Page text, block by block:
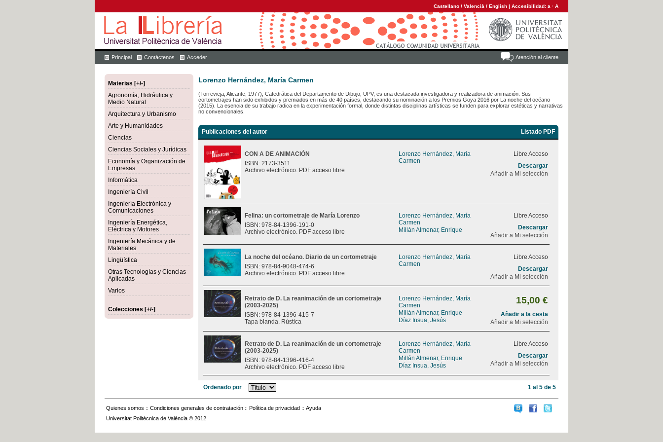
Castellano / Valencià / English | Accesibilidad: a · A
Atención al cliente
Principal Contáctenos Acceder
Materias [+/-]
Agronomía, Hidráulica y
Medio Natural
Arquitectura y Urbanismo
Arte y Humanidades
Ciencias
Ciencias Sociales y Jurídicas
Economía y Organización de
Empresas
Informática
Ingeniería Civil
Ingeniería Electrónica y
Comunicaciones
Ingeniería Energética,
Eléctrica y Motores
Ingeniería Mecánica y de
Materiales
Lingüística
Otras Tecnologías y Ciencias
Aplicadas
Varios
Colecciones [+/-]
Lorenzo Hernández, María Carmen
(Torrevieja, Alicante, 1977), Catedrática del Departamento de Dibujo, UPV, es una destacada investigadora y realizadora de animación. Sus
cortometrajes han sido exhibidos y premiados en más de 40 países, destacando su nominación a los Premios Goya 2016 por La noche del océano
(2015). La esencia de su trabajo radica en la experimentación formal, donde distintas disciplinas artísticas se funden para explorar estéticas y narrativas
no convencionales.
Publicaciones del autor Listado PDF
CON A DE ANIMACIÓN
ISBN: 2173-3511
Archivo electrónico. PDF acceso libre
Lorenzo Hernández, María
Carmen
Libre Acceso
Descargar
Añadir a Mi selección
Felina: un cortometraje de María Lorenzo
ISBN: 978-84-1396-191-0
Archivo electrónico. PDF acceso libre
Lorenzo Hernández, María
Carmen
Millán Almenar, Enrique
Libre Acceso
Descargar
Añadir a Mi selección
La noche del océano. Diario de un cortometraje
ISBN: 978-84-9048-474-6
Archivo electrónico. PDF acceso libre
Lorenzo Hernández, María
Carmen
Libre Acceso
Descargar
Añadir a Mi selección
Retrato de D. La reanimación de un cortometraje
(2003-2025)
ISBN: 978-84-1396-415-7
Tapa blanda. Rústica
Lorenzo Hernández, María
Carmen
Millán Almenar, Enrique
Díaz Insua, Jesús
15,00 €
Añadir a la cesta
Añadir a Mi selección
Retrato de D. La reanimación de un cortometraje
(2003-2025)
ISBN: 978-84-1396-416-4
Archivo electrónico. PDF acceso libre
Lorenzo Hernández, María
Carmen
Millán Almenar, Enrique
Díaz Insua, Jesús
Libre Acceso
Descargar
Añadir a Mi selección
Ordenado por 1 al 5 de 5
Quienes somos :: Condiciones generales de contratación :: Política de privacidad :: Ayuda
Universitat Politècnica de València © 2012